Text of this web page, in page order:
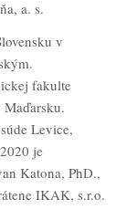
a. s.
v
fakulte
Levice,
je
Katona, PhD.,
IKAK, s.r.o.